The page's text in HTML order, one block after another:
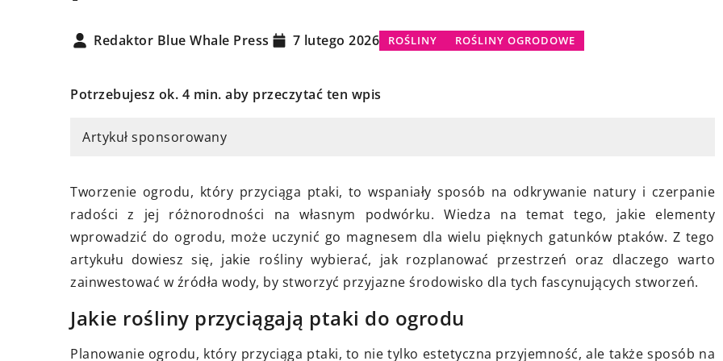
Redaktor Blue Whale Press 7 lutego 2026 ROŚLINY ROŚLINY OGRODOWE
Potrzebujesz ok. 4 min. aby przeczytać ten wpis
Artykuł sponsorowany
Tworzenie ogrodu, który przyciąga ptaki, to wspaniały sposób na odkrywanie natury i czerpanie
radości z jej różnorodności na własnym podwórku. Wiedza na temat tego, jakie elementy
wprowadzić do ogrodu, może uczynić go magnesem dla wielu pięknych gatunków ptaków. Z tego
artykułu dowiesz się, jakie rośliny wybierać, jak rozplanować przestrzeń oraz dlaczego warto
zainwestować w źródła wody, by stworzyć przyjazne środowisko dla tych fascynujących stworzeń.
Jakie rośliny przyciągają ptaki do ogrodu
Planowanie ogrodu, który przyciąga ptaki, to nie tylko estetyczna przyjemność, ale także sposób na
doboru i pielęgnacji roślin
w ogrodzie
sekrety dobierania i
roślin wieloletnich, które
oraz utrwalą klimat
oazy w Twoim ogrodzie.
Jak idealnie dopasować garderobę
do stylu wnętrza – poradnik dla
wymagających
Odkryj porady ekspertów na temat
harmonijnego łączenia garderoby z
wnętrzami. Przydatne wskazówki
dla tych, którzy cenią sobie
elegancki styl i niepowtarzalny
29 sierpnia 2023
Jak wybrać lampy, które podkreślą
elegancję twojego wnętrza?
Odkryj, jak odpowiednio dobrana
lampa może przemienić wygląd
elegancję i styl każdego